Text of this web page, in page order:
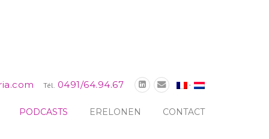
-
Tél. 0491/64.94.67
PODCASTS ERELONEN CONTACT